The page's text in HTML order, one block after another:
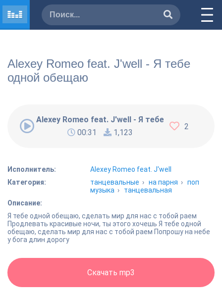
Alexey Romeo feat. J'well - Я тебе
одной обещаю
Alexey Romeo feat. J'well - Я тебе одной
00:31
1,123
2
Исполнитель:
Alexey Romeo feat. J'well
Категория:
танцевальные ›на парня ›поп
музыка › танцевальная
Описание:
Я тебе одной обещаю, сделать мир для нас с тобой раем
Продлевать красивые ночи, ты этого хочешь Я тебе одной
обещаю, сделать мир для нас с тобой раем Попрошу на небе
у бога длин дорогу
Скачать mp3